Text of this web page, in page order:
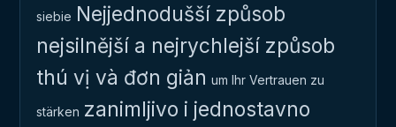
siebie Nejjednodušší způsob
nejsilnější a nejrychlejší způsob
thú vị và đơn giản um Ihr Vertrauen zu
stärken zanimljivo i jednostavno